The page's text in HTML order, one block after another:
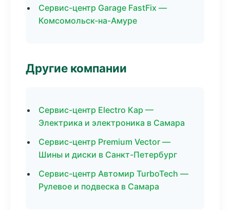
Сервис-центр Garage FastFix —
Комсомольск-на-Амуре
Другие компании
Сервис-центр Electro Кар —
Электрика и электроника в Самара
Сервис-центр Premium Vector —
Шины и диски в Санкт-Петербург
Сервис-центр Автомир TurboTech —
Рулевое и подвеска в Самара